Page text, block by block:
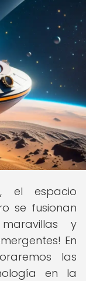
, el espacio
se fusionan
y
En
las
en la